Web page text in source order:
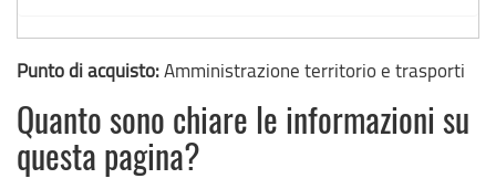
Punto di acquisto:Amministrazione territorio e trasporti
Quanto sono chiare le informazioni su
questa pagina?